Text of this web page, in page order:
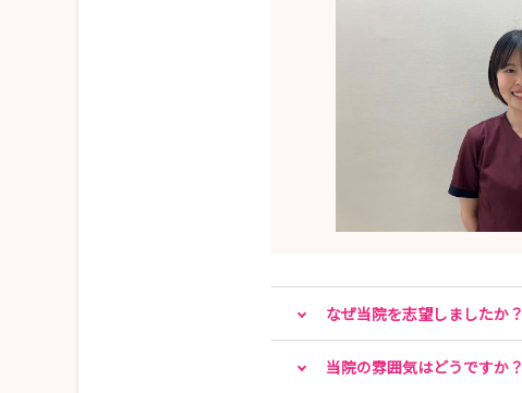
なぜ当院を志望しましたか？
当院の雰囲気はどうですか？